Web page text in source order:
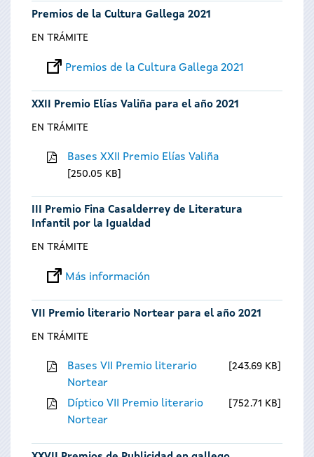
Premios de la Cultura Gallega 2021
EN TRÁMITE
Premios de la Cultura Gallega 2021
XXII Premio Elías Valiña para el año 2021
EN TRÁMITE
Bases XXII Premio Elías Valiña
250.05 KB
III Premio Fina Casalderrey de Literatura
Infantil por la Igualdad
EN TRÁMITE
Más información
VII Premio literario Nortear para el año 2021
EN TRÁMITE
Bases VII Premio literario
Nortear
243.69 KB
Díptico VII Premio literario
Nortear
752.71 KB